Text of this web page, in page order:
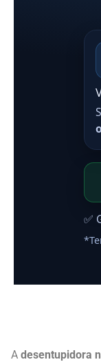
✅
A desentupidora